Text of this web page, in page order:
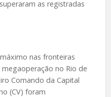
as registradas
nas fronteiras
no Rio de
Comando da Capital
(CV) foram